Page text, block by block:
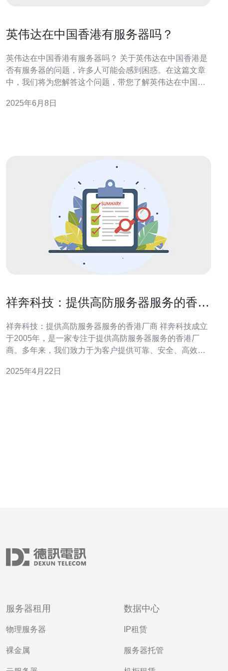
英伟达在中国香港有服务器吗？
英伟达在中国香港有服务器吗？ 关于英伟达在中国香港是
否有服务器的问题，许多人可能会感到困惑。在这篇文章
中，我们将为您解答这个问题，带您了解英伟达在中国香
服务器。英伟达是一家美国的跨国科技公司，主要从事人
2025年6月8日
祥奔科技：提供高防服务器服务的香港
祥奔科技：提供高防服务器服务的香港厂商 祥奔科技成立
于2005年，是一家专注于提供高防服务器服务的香港厂
商。多年来，我们致力于为客户提供可靠、安全、高效的
客户的网络免受各种网络攻击的威胁。我们的服务器拥有
2025年4月22日
服务器租用
物理服务器
裸金属
数据中心
IP租赁
服务器托管